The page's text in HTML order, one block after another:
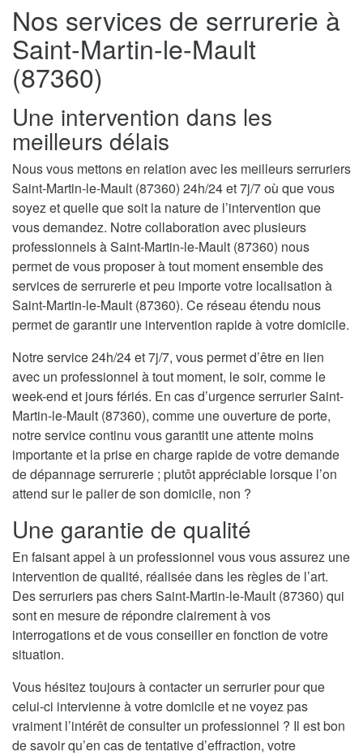
Nos services de serrurerie à
Saint-Martin-le-Mault
(87360)
Une intervention dans les
meilleurs délais
Nous vous mettons en relation avec les meilleurs serruriers
Saint-Martin-le-Mault (87360) 24h/24 et 7j/7 où que vous
soyez et quelle que soit la nature de l’intervention que
vous demandez. Notre collaboration avec plusieurs
professionnels à Saint-Martin-le-Mault (87360) nous
permet de vous proposer à tout moment ensemble des
services de serrurerie et peu importe votre localisation à
Saint-Martin-le-Mault (87360). Ce réseau étendu nous
permet de garantir une intervention rapide à votre domicile.
Notre service 24h/24 et 7j/7, vous permet d’être en lien
avec un professionnel à tout moment, le soir, comme le
week-end et jours fériés. En cas d’urgence serrurier Saint-
Martin-le-Mault (87360), comme une ouverture de porte,
notre service continu vous garantit une attente moins
importante et la prise en charge rapide de votre demande
de dépannage serrurerie ; plutôt appréciable lorsque l’on
attend sur le palier de son domicile, non ?
Une garantie de qualité
En faisant appel à un professionnel vous vous assurez une
intervention de qualité, réalisée dans les règles de l’art.
Des serruriers pas chers Saint-Martin-le-Mault (87360) qui
sont en mesure de répondre clairement à vos
interrogations et de vous conseiller en fonction de votre
situation.
Vous hésitez toujours à contacter un serrurier pour que
celui-ci intervienne à votre domicile et ne voyez pas
vraiment l’intérêt de consulter un professionnel ? Il est bon
de savoir qu’en cas de tentative d’effraction, votre